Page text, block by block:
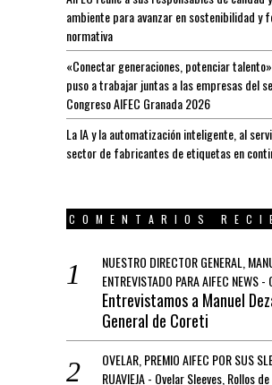
ambiente para avanzar en sostenibilidad y
normativa
«Conectar generaciones, potenciar
puso a trabajar juntas a las empresas del
Congreso AIFEC Granada 2026
La IA y la automatización inteligente, al
sector de fabricantes de etiquetas en
COMENTARIOS
NUESTRO DIRECTOR GENERAL,
ENTREVISTADO PARA AIFEC NEWS
Entrevistamos a Manuel
General de Coreti
OVELAR, PREMIO AIFEC POR SUS
RUAVIEJA - Ovelar Sleeves, Rollos